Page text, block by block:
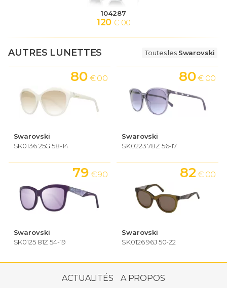
104287
120 € 00
AUTRES LUNETTES Toutes les Swarovski
Swarovski
SK0136 25G 58-14
80 € 00
Swarovski
SK0223 78Z 56-17
80 € 00
Swarovski
SK0125 81Z 54-19
79 € 90
Swarovski
SK0126 96J 50-22
82 € 00
ACTUALITÉS A PROPOS